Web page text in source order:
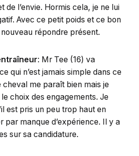
de l’envie. Hormis cela, je ne lui
Avec ce petit poids et ce bon
répondre présent.
: Mr Tee (16) va
qui n’est jamais simple dans ce
cheval me paraît bien mais je
choix des engagements. Je
est pris un peu trop haut en
par manque d’expérience. Il y a
sur sa candidature.